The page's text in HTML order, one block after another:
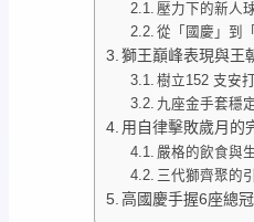
壓力下的新人
從「國慶」到
獅王巔峰表現與王
樹立152 支安
九座金手套穩
用自律擊敗歲月的
嚴格的飲食與
三代獅齊聚的
高國慶手握6座總